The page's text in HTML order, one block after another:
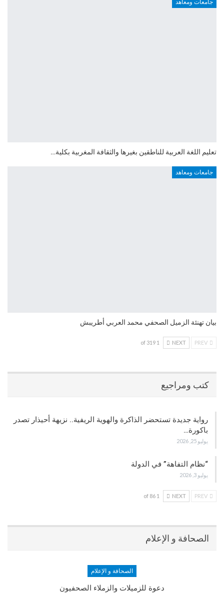
جامعات ومعاهد
تعليم اللغة العربية للناطقين بغيرها والثقافة المغربية بكلية…
جامعات ومعاهد
بيان تهنئة الزميل الصحفي محمد العربي أطريبش
NEXT
1 of 319
كتب ومراجيع
رواية جديدة تستحضر الذاكرة والهوية الريفية.. نزيهة أحيذار تصدر
باكورة…
يوليو 25, 2026
“نظام التفاهة” في الدولة
يوليو 3, 2026
NEXT
1 of 86
الصحافة و الإعلام
الصحافة و الإعلام
دعوة للزميلات والزملاء الصحفيون